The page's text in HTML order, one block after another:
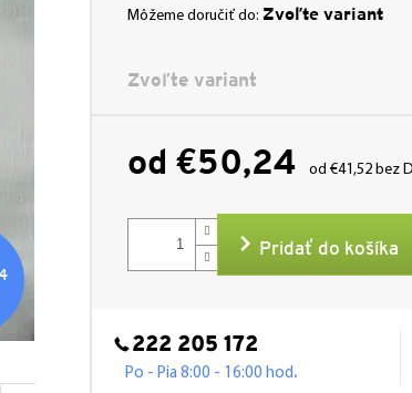
od €50,24 od€41,52 bez
cena:
Môžeme doručiť do: Zvoľte variant
Zvoľte variant
Pridať do košíka
222 205 172
Po - Pia 8:00 - 16:00 hod .